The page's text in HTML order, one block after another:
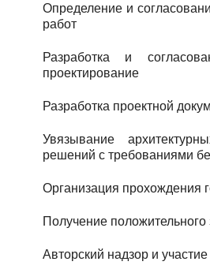
Определение и
работ
Разработка и
проектирование
Разработка проектной
Увязывание
решений с требованиями
Организация прохождения
Получение
Авторский надзор и